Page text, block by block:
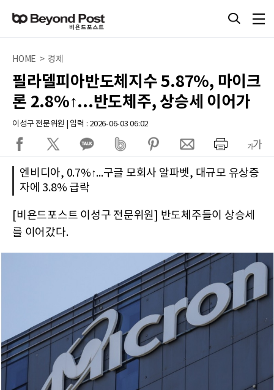
HOME > 경제
필라델피아반도체지수 5.87%, 마이크
론 2.8%↑...반도체주, 상승세 이어가
이성구 전문위원 | 입력 : 2026-06-03 06:02
엔비디아, 0.7%↑...구글 모회사 알파벳, 대규모 유상증
자에 3.8% 급락
[비욘드포스트 이성구 전문위원] 반도체주들이 상승세
를 이어갔다.